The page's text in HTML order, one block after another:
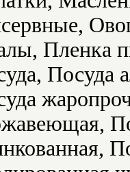
Пленка
Посуда